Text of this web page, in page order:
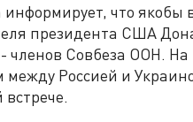
что якобы
президента США
членов Совбеза ООН.
Россией и